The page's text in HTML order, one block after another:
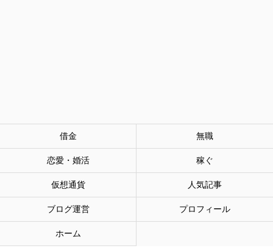
借金 無職
恋愛・婚活 稼ぐ
仮想通貨 人気記事
ブログ運営 プロフィール
ホーム